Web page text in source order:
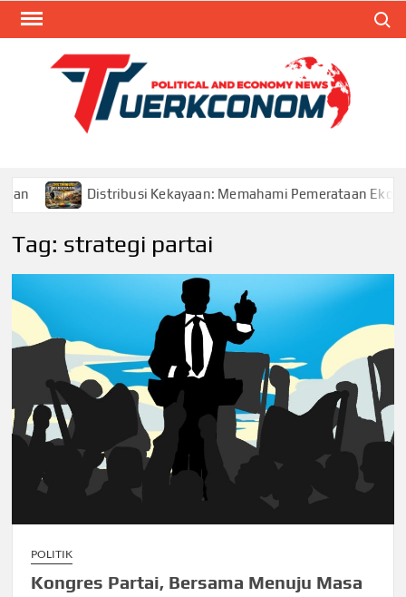
Skip
Distribusi Kekayaan: Memahami Pemerataan
Tag: strategi partai
POLITIK
Kongres Partai, Bersama Menuju Masa